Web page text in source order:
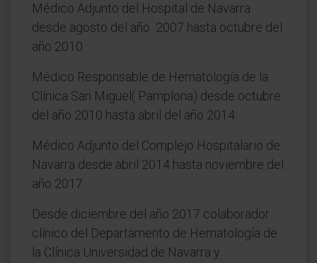
Médico Adjunto del Hospital de Navarra
desde agosto del año 2007 hasta octubre del
año 2010.
Médico Responsable de Hematología de la
Clínica San Miguel( Pamplona) desde octubre
del año 2010 hasta abril del año 2014.
Médico Adjunto del Complejo Hospitalario de
Navarra desde abril 2014 hasta noviembre del
año 2017.
Desde diciembre del año 2017 colaborador
clínico del Departamento de Hematología de
la Clínica Universidad de Navarra y